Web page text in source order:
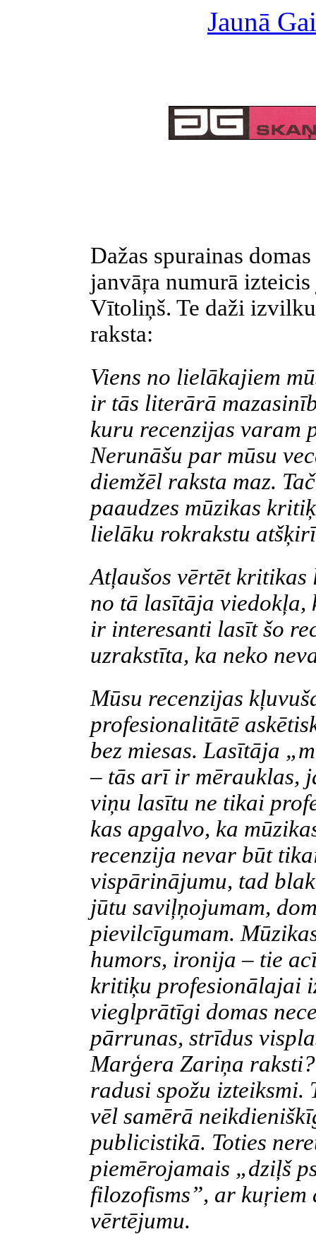
Jaunā
Dažas spurainas
janvāŗa numurā
Vītoliņš. Te daži
raksta:
Viens no lielākajiem
ir tās literārā
kuru recenzijas varam
Nerunāšu par mūsu
diemžēl raksta maz.
paaudzes mūzikas
lielāku rokrakstu
Atļaušos vērtēt
no tā lasītāja viedokļa,
ir interesanti lasīt šo
uzrakstīta, ka neko
Mūsu recenzijas
profesionalitātē
bez miesas. Lasītāja
– tās arī ir mērauklas,
viņu lasītu ne tikai
kas apgalvo, ka
recenzija nevar būt
vispārinājumu, tad
jūtu saviļņojumam,
pievilcīgumam.
humors, ironija – tie
kritiķu profesionālajai
vieglprātīgi domas
pārrunas, strīdus
Marģera Zariņa
radusi spožu
vēl samērā
publicistikā. Toties
piemērojamais „dziļš
filozofisms”, ar kuŗiem
vērtējumu.